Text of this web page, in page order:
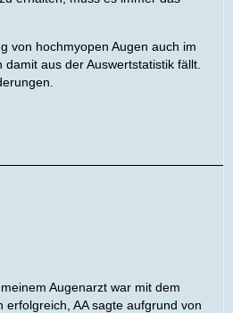
von hochmyopen Augen auch im
aus der Auswertstatistik fällt.
Augenarzt war mit dem
erfolgreich, AA sagte aufgrund von